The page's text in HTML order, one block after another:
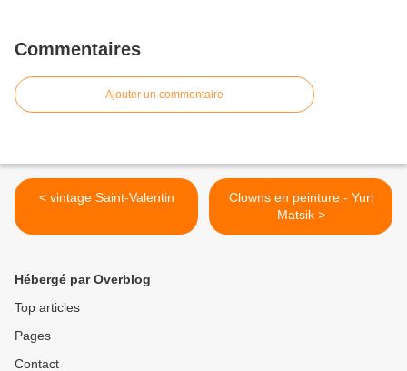
Commentaires
Ajouter un commentaire
< vintage Saint-Valentin
Clowns en peinture - Yuri
Matsik >
Hébergé par Overblog
Top articles
Pages
Contact